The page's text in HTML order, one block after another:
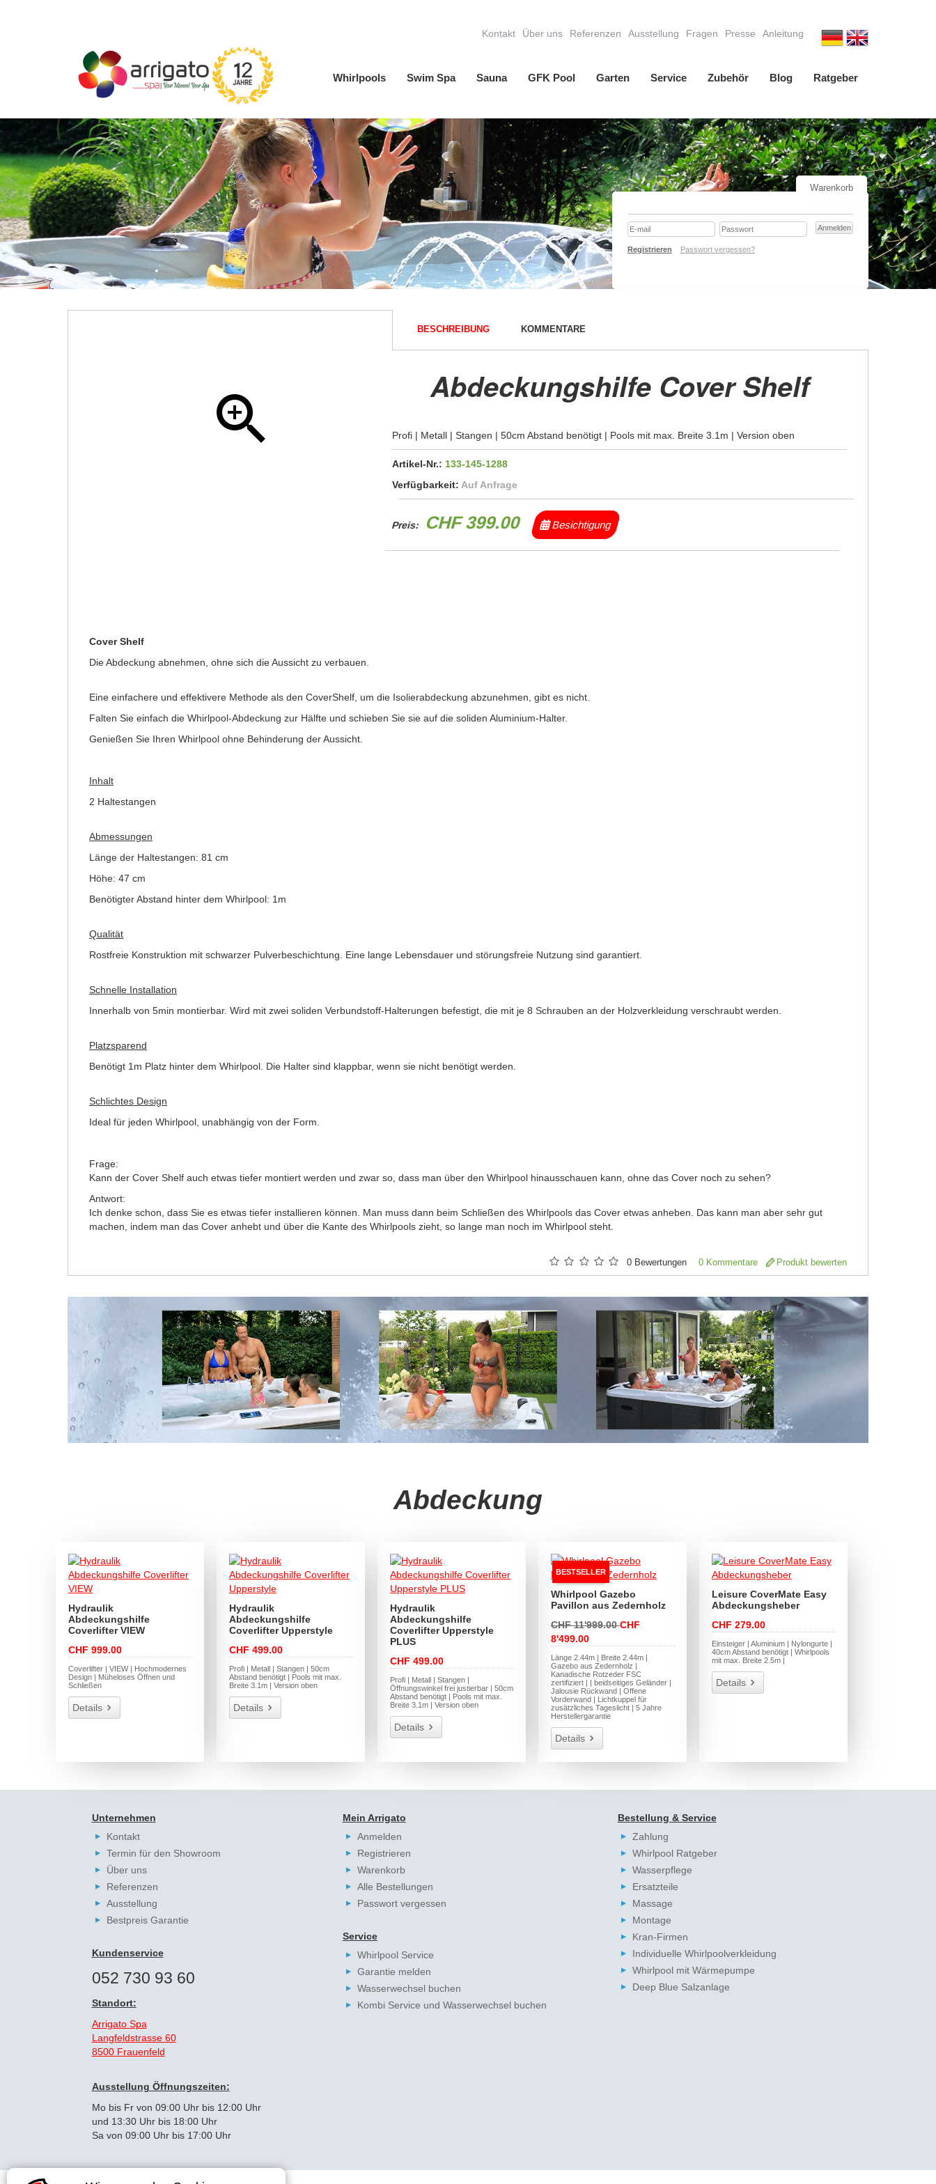
Whirlpools Swim Spa Sauna GFK Pool Garten Service Zubehör Blog Ratgeber
Kontakt Über uns Referenzen Ausstellung Fragen Presse Anleitung
Warenkorb
Registrieren Passwort vergessen?
BESCHREIBUNG KOMMENTARE
Abdeckungshilfe Cover Shelf
Profi | Metall | Stangen | 50cm Abstand benötigt | Pools mit max. Breite 3.1m | Version oben
Artikel-Nr.:133-145-1288
Verfügbarkeit:Auf Anfrage
Preis: CHF 399.00 Besichtigung
Cover Shelf
Die Abdeckung abnehmen, ohne sich die Aussicht zu verbauen.
Eine einfachere und effektivere Methode als den CoverShelf, um die Isolierabdeckung abzunehmen, gibt es nicht.
Falten Sie einfach die Whirlpool-Abdeckung zur Hälfte und schieben Sie sie auf die soliden Aluminium-Halter.
Genießen Sie Ihren Whirlpool ohne Behinderung der Aussicht.
Inhalt
2 Haltestangen
Abmessungen
Länge der Haltestangen: 81 cm
Höhe: 47 cm
Benötigter Abstand hinter dem Whirlpool: 1m
Qualität
Rostfreie Konstruktion mit schwarzer Pulverbeschichtung. Eine lange Lebensdauer und störungsfreie Nutzung sind garantiert.
Schnelle Installation
Innerhalb von 5min montierbar. Wird mit zwei soliden Verbundstoff-Halterungen befestigt, die mit je 8 Schrauben an der Holzverkleidung verschraubt werden.
Platzsparend
Benötigt 1m Platz hinter dem Whirlpool. Die Halter sind klappbar, wenn sie nicht benötigt werden.
Schlichtes Design
Ideal für jeden Whirlpool, unabhängig von der Form.
Frage:
Kann der Cover Shelf auch etwas tiefer montiert werden und zwar so, dass man über den Whirlpool hinausschauen kann, ohne das Cover noch zu sehen?
Antwort:
Ich denke schon, dass Sie es etwas tiefer installieren können. Man muss dann beim Schließen des Whirlpools das Cover etwas anheben. Das kann man aber sehr gut
machen, indem man das Cover anhebt und über die Kante des Whirlpools zieht, so lange man noch im Whirlpool steht.
0 Bewertungen 0 Kommentare Produkt bewerten
Abdeckung
Hydraulik
Abdeckungshilfe
Coverlifter VIEW
CHF 999.00
Coverlifter | VIEW | Hochmodernes
Design | Müheloses Öffnen und
Schließen
Details
Hydraulik
Abdeckungshilfe
Coverlifter Upperstyle
CHF 499.00
Profi | Metall | Stangen | 50cm
Abstand benötigt | Pools mit max.
Breite 3.1m | Version oben
Details
Hydraulik
Abdeckungshilfe
Coverlifter Upperstyle
PLUS
CHF 499.00
Profi | Metall | Stangen |
Öffnungswinkel frei justierbar | 50cm
Abstand benötigt | Pools mit max.
Breite 3.1m | Version oben
Details
BESTSELLER
Whirlpool Gazebo
Pavillon aus Zedernholz
CHF 11'999.00CHF
8'499.00
Länge 2.44m | Breite 2.44m |
Gazebo aus Zedernholz |
Kanadische Rotzeder FSC
zertifiziert | | beidseitiges Geländer |
Jalousie Rückwand | Offene
Vorderwand | Lichtkuppel für
zusätzliches Tageslicht | 5 Jahre
Herstellergarantie
Details
Leisure CoverMate Easy
Abdeckungsheber
CHF 279.00
Einsteiger | Aluminium | Nylongurte |
40cm Abstand benötigt | Whirlpools
mit max. Breite 2.5m |
Details
Unternehmen
Kontakt
Termin für den Showroom
Über uns
Referenzen
Ausstellung
Bestpreis Garantie
Kundenservice
052 730 93 60
Standort:
Arrigato Spa
Langfeldstrasse 60
8500 Frauenfeld
Ausstellung Öffnungszeiten:
Mo bis Fr von 09:00 Uhr bis 12:00 Uhr
und 13:30 Uhr bis 18:00 Uhr
Sa von 09:00 Uhr bis 17:00 Uhr
Mein Arrigato
Anmelden
Registrieren
Warenkorb
Alle Bestellungen
Passwort vergessen
Service
Whirlpool Service
Garantie melden
Wasserwechsel buchen
Kombi Service und Wasserwechsel buchen
Bestellung & Service
Zahlung
Whirlpool Ratgeber
Wasserpflege
Ersatzteile
Massage
Montage
Kran-Firmen
Individuelle Whirlpoolverkleidung
Whirlpool mit Wärmepumpe
Deep Blue Salzanlage